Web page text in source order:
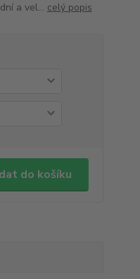
a vel... celý popis
do košíku